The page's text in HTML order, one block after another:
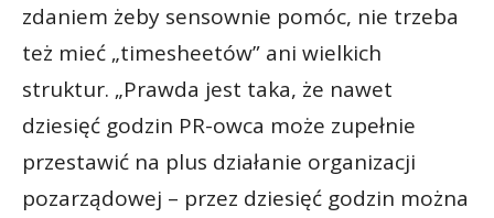
zdaniem żeby sensownie pomóc, nie trzeba
też mieć „timesheetów” ani wielkich
struktur. „Prawda jest taka, że nawet
dziesięć godzin PR-owca może zupełnie
przestawić na plus działanie organizacji
pozarządowej – przez dziesięć godzin można